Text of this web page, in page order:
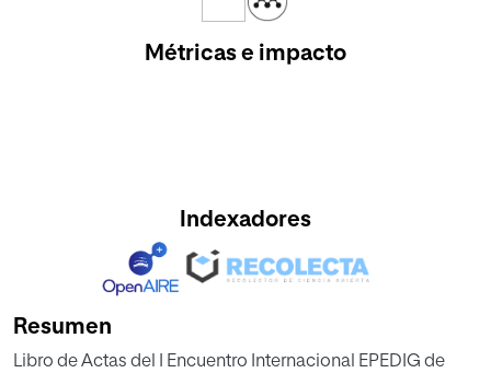
Métricas e impacto
Indexadores
Resumen
Libro de Actas del I Encuentro Internacional EPEDIG de